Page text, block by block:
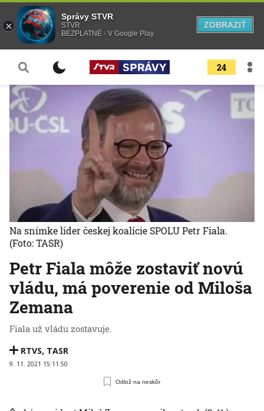
24
Petr Fiala môže zostaviť novú
vládu, má poverenie od Miloša
Zemana
Fiala už vládu zostavuje.
RTVS, TASR
9. 11. 2021 15:11:50
Odlož na neskôr
Na snímke líder českej koalície SPOLU Petr Fiala.
(Foto: TASR)
Správy STVR
STVR
BEZPLATNÉ - V Google Play
ZOBRAZIŤ